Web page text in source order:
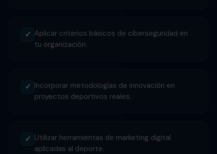
✓ Aplicar criterios básicos de ciberseguridad en
tu organización.
✓ Incorporar metodologías de innovación en
proyectos deportivos reales.
✓ Utilizar herramientas de marketing digital
aplicadas al deporte.